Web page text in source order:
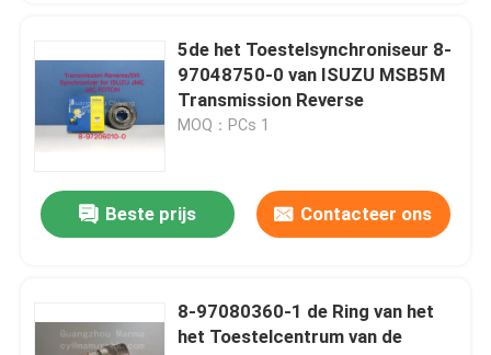
ISUZU Clutch Parts
ISUZU Gearbox Parts
De Autodelen van JMC
De Voering van de motorcilinder
5de het Toestelsynchroniseur 8-
97048750-0 van ISUZU MSB5M
Transmission Reverse
MOQ：PCs 1
Beste prijs Contacteer ons
8-97080360-1 de Ring van het
het Toestelcentrum van de